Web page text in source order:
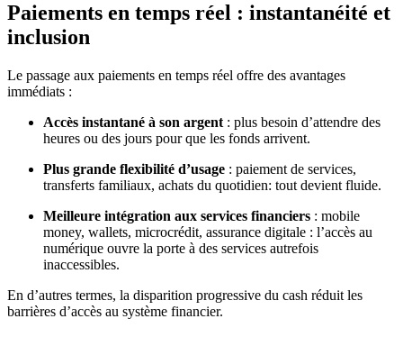
Paiements en temps réel : instantanéité et
inclusion
Le passage aux paiements en temps réel offre des avantages
immédiats :
Accès instantané à son argent : plus besoin d’attendre des
heures ou des jours pour que les fonds arrivent.
Plus grande flexibilité d’usage : paiement de services,
transferts familiaux, achats du quotidien: tout devient fluide.
Meilleure intégration aux services financiers : mobile
money, wallets, microcrédit, assurance digitale : l’accès au
numérique ouvre la porte à des services autrefois
inaccessibles.
En d’autres termes, la disparition progressive du cash réduit les
barrières d’accès au système financier.